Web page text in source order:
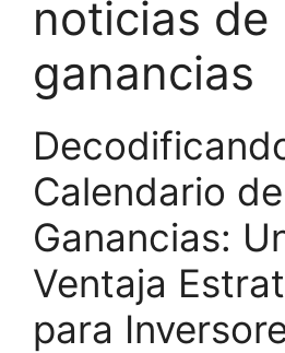
noticias de
ganancias
Calendario de
Ganancias:
Ventaja
para